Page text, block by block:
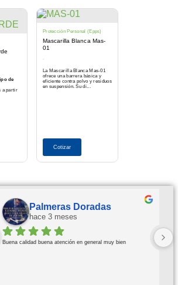
de
a partir
Protección Personal (Epps)
Mascarilla Blanca Mas-
01
La Mascarilla Blanca Mas-01
ofrece una barrera básica y
eficiente contra polvo y residuos
en suspensión. Su di...
Cotizar
Palmeras Doradas
hace 3 meses
Buena calidad buena atención en general muy bien